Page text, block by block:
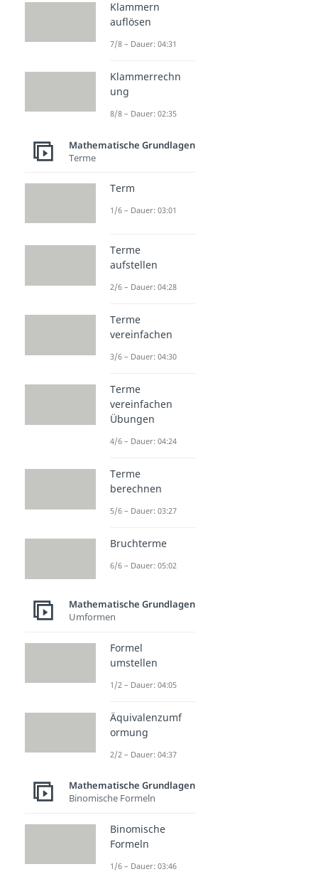
Klammern
auflösen
7/8 – Dauer: 04:31
Klammerrechn
ung
8/8 – Dauer: 02:35
Mathematische Grundlagen
Terme
Term
1/6 – Dauer: 03:01
Terme
aufstellen
2/6 – Dauer: 04:28
Terme
vereinfachen
3/6 – Dauer: 04:30
Terme
vereinfachen
Übungen
4/6 – Dauer: 04:24
Terme
berechnen
5/6 – Dauer: 03:27
Bruchterme
6/6 – Dauer: 05:02
Mathematische Grundlagen
Umformen
Formel
umstellen
1/2 – Dauer: 04:05
Äquivalenzumf
ormung
2/2 – Dauer: 04:37
Mathematische Grundlagen
Binomische Formeln
Binomische
Formeln
1/6 – Dauer: 03:46